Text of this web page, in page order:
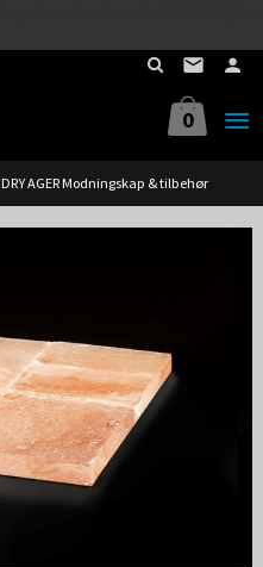
0
DRY AGER Modningskap & tilbehør